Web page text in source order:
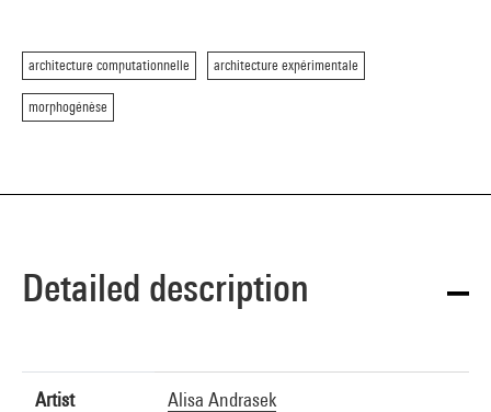
architecture computationnelle architecture expérimentale
morphogénèse
Detailed description
Artist
Alisa Andrasek